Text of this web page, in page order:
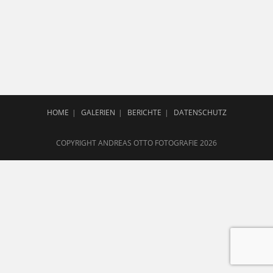
HOME GALERIEN BERICHTE DATENSCHUTZ
COPYRIGHT ANDREAS OTTO FOTOGRAFIE 2026